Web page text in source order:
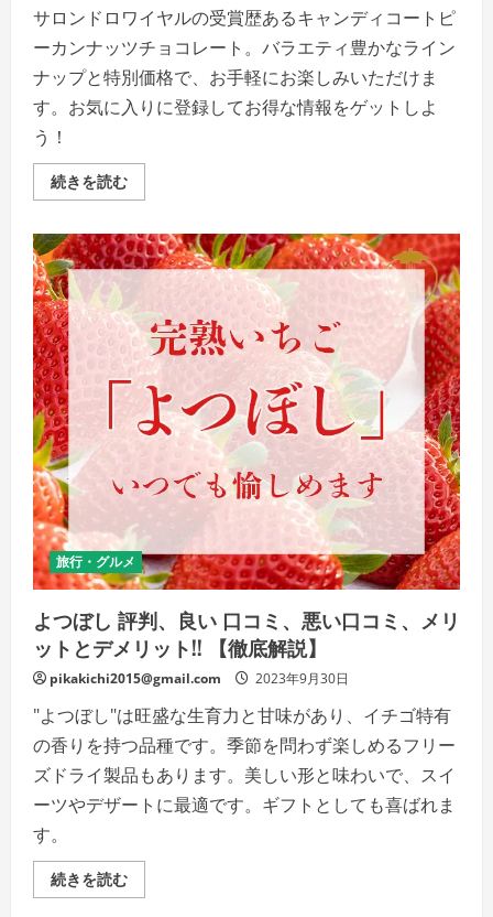
の
詳
細
を
ご
覧
く
だ
サロンドロワイヤルの受賞歴あるキャンディコートピ
ーカンナッツチョコレート。バラエティ豊かなライン
ナップと特別価格で、お手軽にお楽しみいただけま
す。お気に入りに登録してお得な情報をゲットしよ
う！
続きを読む受
賞
り
の
極
味！
キ
ャ
ン
デ
ィ
コ
ー
ト
ピ
ン
ツ
チ
ョ
コ
レ
ー
ト
で、
至
福
の
ひ
と
を
♪
の
細
覧
く
さ
旅行・グルメ
よつぼし 評判、良い 口コミ、悪い口コミ、メリ
ットとデメリット!! 【徹底解説】
pikakichi2015@gmail.com 2023年9月30日
"よつぼし"は旺盛な生育力と甘味があり、イチゴ特有
の香りを持つ品種です。季節を問わず楽しめるフリー
ズドライ製品もあります。美しい形と味わいで、スイ
ーツやデザートに最適です。ギフトとしても喜ばれま
す。
続きを読むよ
つ